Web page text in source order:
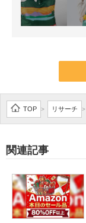
TOP > リサーチ >
関連記事